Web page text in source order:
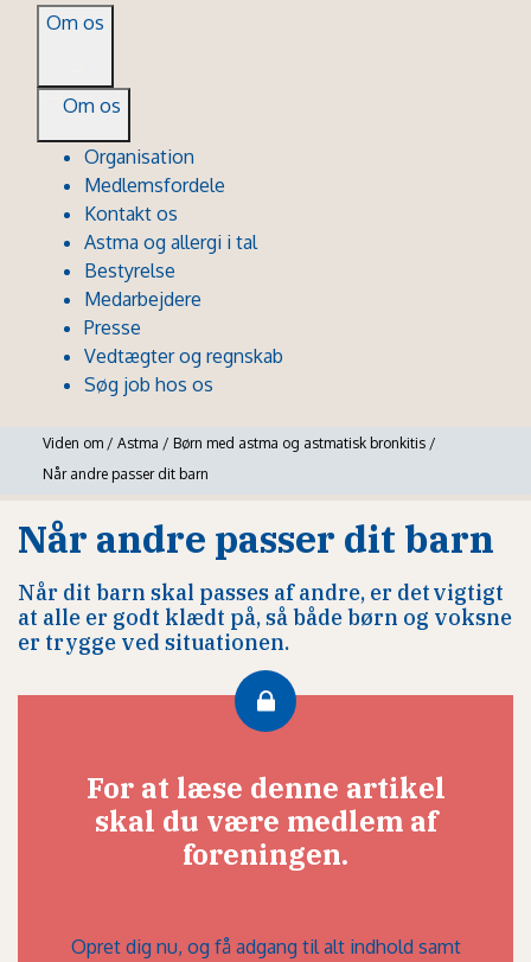
Om os
Om os
Organisation
Medlemsfordele
Kontakt os
Astma og allergi i tal
Bestyrelse
Medarbejdere
Presse
Vedtægter og regnskab
Søg job hos os
Viden om / Astma / Børn med astma og astmatisk bronkitis /
Når andre passer dit barn
Når andre passer dit barn
Når dit barn skal passes af andre, er det vigtigt
at alle er godt klædt på, så både børn og voksne
er trygge ved situationen.
For at læse denne artikel
skal du være medlem af
foreningen.
Opret dig nu, og få adgang til alt indhold samt